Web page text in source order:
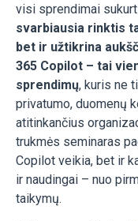
visi sprendimai
svarbiausia rinktis
bet ir užtikrina
365 Copilot – tai
sprendimų, kuris ne
privatumo, duomenų
atitinkančius
trukmės seminaras
Copilot veikia, bet ir
ir naudingai – nuo
taikymų.